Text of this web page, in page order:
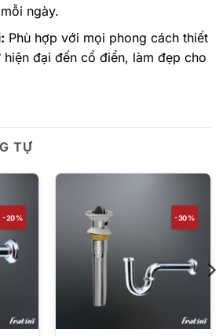
ngày.
Phù hợp với mọi phong cách thiết
đại đến cổ điển, làm đẹp cho
TỰ
-20% -30%